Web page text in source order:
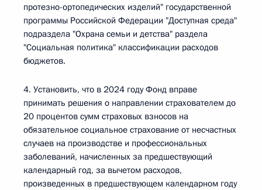
протезно-ортопедических изделий" государственной
программы Российской Федерации "Доступная среда"
подраздела "Охрана семьи и детства" раздела
"Социальная политика" классификации расходов
бюджетов.
4. Установить, что в 2024 году Фонд вправе
принимать решения о направлении страхователем до
20 процентов сумм страховых взносов на
обязательное социальное страхование от несчастных
случаев на производстве и профессиональных
заболеваний, начисленных за предшествующий
календарный год, за вычетом расходов,
произведенных в предшествующем календарном году